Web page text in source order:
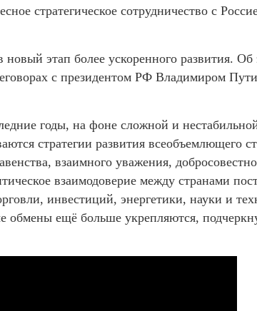
стратегическое сотрудничество с
этап более ускоренного развития. Об
с президентом РФ Владимиром
годы, на фоне сложной и
стратегии развития всеобъемлющего
взаимного уважения,
взаимодоверие между странами
инвестиций, энергетики, науки и
обмены ещё больше укрепляются,